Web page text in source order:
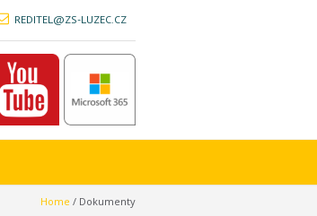
REDITEL@ZS-LUZEC.CZ
Home / Dokumenty